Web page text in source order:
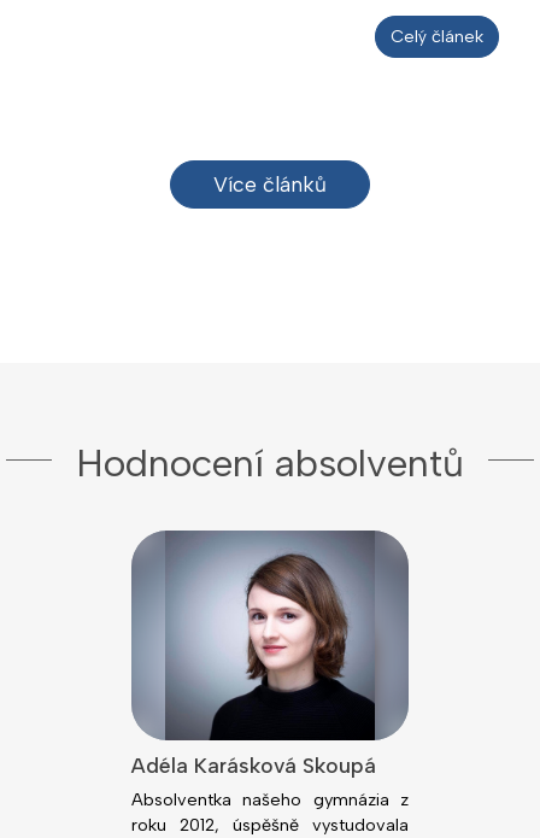
Celý článek
Více článků
Hodnocení absolventů
Adéla Karásková Skoupá
Absolventka našeho gymnázia z
roku 2012, úspěšně vystudovala